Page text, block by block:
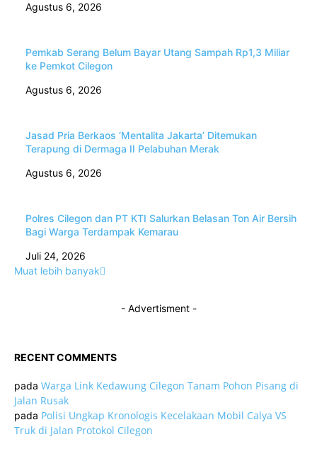
Agustus 6, 2026
Pemkab Serang Belum Bayar Utang Sampah Rp1,3 Miliar
ke Pemkot Cilegon
Agustus 6, 2026
Jasad Pria Berkaos ‘Mentalita Jakarta’ Ditemukan
Terapung di Dermaga II Pelabuhan Merak
Agustus 6, 2026
Polres Cilegon dan PT KTI Salurkan Belasan Ton Air Bersih
Bagi Warga Terdampak Kemarau
Juli 24, 2026
Muat lebih banyak
- Advertisment -
RECENT COMMENTS
pada Warga Link Kedawung Cilegon Tanam Pohon Pisang di
Jalan Rusak
pada Polisi Ungkap Kronologis Kecelakaan Mobil Calya VS
Truk di Jalan Protokol Cilegon